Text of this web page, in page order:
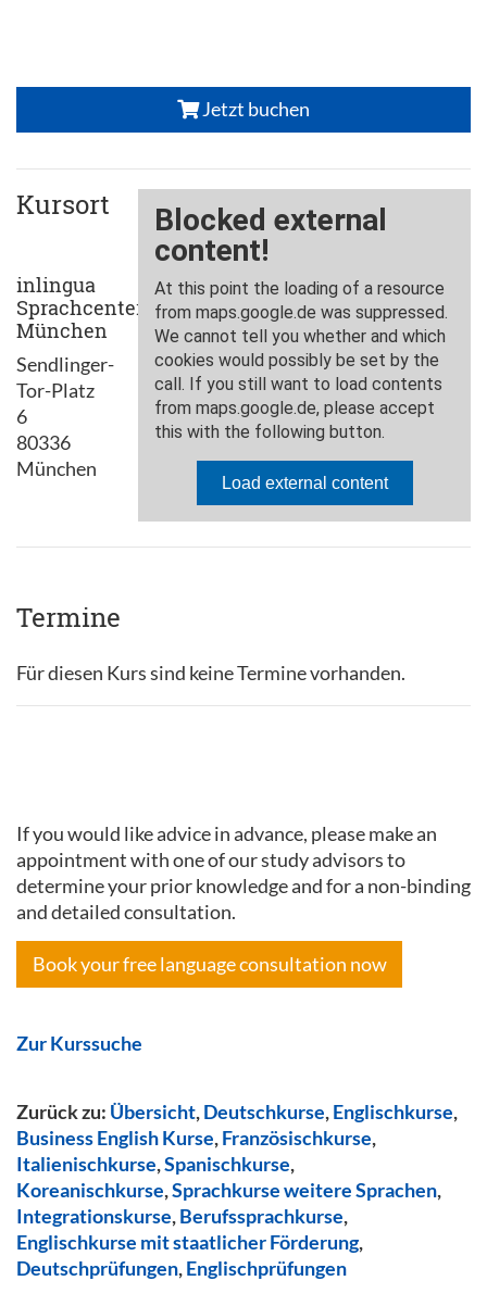
Jetzt buchen
Kursort
inlingua
Sprachcenter
München
Sendlinger-
Tor-Platz
6
80336
München
Termine
Für diesen Kurs sind keine Termine vorhanden.
If you would like advice in advance, please make an
appointment with one of our study advisors to
determine your prior knowledge and for a non-binding
and detailed consultation.
Book your free language consultation now
Zur Kurssuche
Zurück zu: Übersicht,Deutschkurse,Englischkurse,
Business English Kurse,Französischkurse,
Italienischkurse,Spanischkurse,
Koreanischkurse,Sprachkurse weitere Sprachen,
Integrationskurse,Berufssprachkurse,
Englischkurse mit staatlicher Förderung,
Deutschprüfungen,Englischprüfungen